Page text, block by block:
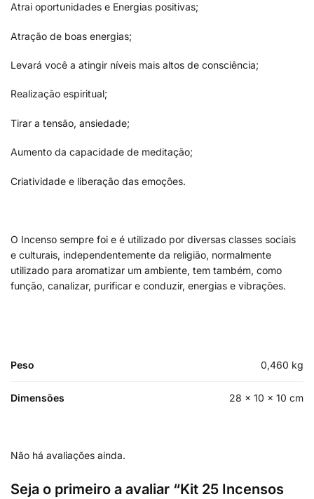
Atrai oportunidades e Energias positivas;
Atração de boas energias;
Levará você a atingir níveis mais altos de consciência;
Realização espiritual;
Tirar a tensão, ansiedade;
Aumento da capacidade de meditação;
Criatividade e liberação das emoções.
O Incenso sempre foi e é utilizado por diversas classes sociais
e culturais, independentemente da religião, normalmente
utilizado para aromatizar um ambiente, tem também, como
função, canalizar, purificar e conduzir, energias e vibrações.
Peso 0,460 kg
Dimensões 28 × 10 × 10 cm
Não há avaliações ainda.
Seja o primeiro a avaliar “Kit 25 Incensos